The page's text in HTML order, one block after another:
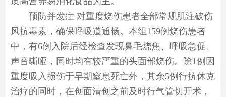
预防并发症 对重度烧伤患者全部常规肌注破伤
风抗毒素，确保呼吸道通畅。本组159例烧伤患者
中，有6例入院后经检查发现鼻毛烧焦、呼吸急促、
声音嘶哑，同时均有较严重的头面部烧伤。除1例因
重度吸入损伤于早期窒息死亡外，其余5例行抗休克
治疗的同时，在创面清创之前及时行气管切开术，